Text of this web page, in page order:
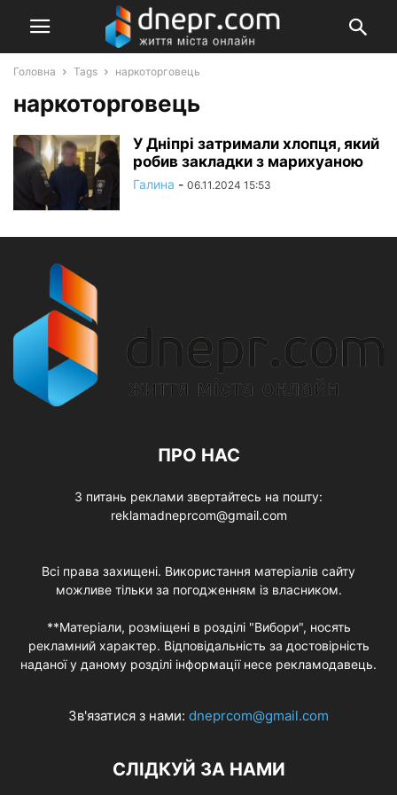
Головна Tags наркоторговець
наркоторговець
У Дніпрі затримали хлопця, який
робив закладки з марихуаною
Галина - 06.11.2024 15:53
ПРО НАС
З питань реклами звертайтесь на пошту:
reklamadneprcom@gmail.com
Всі права захищені. Використання матеріалів сайту
можливе тільки за погодженням із власником.
**Матеріали, розміщені в розділі "Вибори", носять
рекламний характер. Відповідальність за достовірність
наданої у даному розділі інформації несе рекламодавець.
Зв'язатися з нами: dneprcom@gmail.com
СЛІДКУЙ ЗА НАМИ